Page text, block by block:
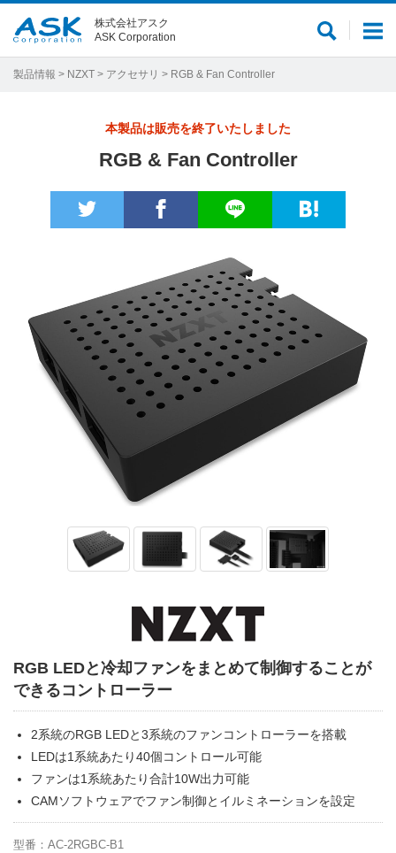
メ
サ
株式会社アスク
ASK Corporation
製品情報 > NZXT > アクセサリ > RGB & Fan Controller
本製品は販売を終了いたしました
RGB & Fan Controller
RGB LEDと冷却ファンをまとめて制御することが
できるコントローラー
2系統のRGB LEDと3系統のファンコントローラーを搭載
LEDは1系統あたり40個コントロール可能
ファンは1系統あたり合計10W出力可能
CAMソフトウェアでファン制御とイルミネーションを設定
型番：AC-2RGBC-B1